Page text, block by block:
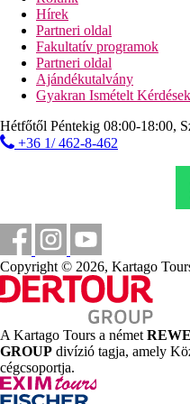
Wi-Fi ingyenesen
5 konferenciaterem
üzletek
4 medence
ingyenesen)
14 csúszda és
mini klub 4-12
tiniklub 13-17
vidámpark
homokos/kavicsos
napágyak,
pavilonok (térítés
Sport és szórakozás
animációs
élőzene
törökfürdő
szauna
gőzfürdő
fitneszközpont
strandröplabda
pilates
Hírek
Partneri oldal
Fakultatív programok
Partneri oldal
Ajándékutalvány
Gyakran Ismételt Kérdések
Hétfőtől Péntekig 08:00-18:00,
+36 1/ 462-8-462
Copyright © 2026, Kartago
A Kartago Tours a német
GROUP divízió tagja, amely
cégcsoportja.